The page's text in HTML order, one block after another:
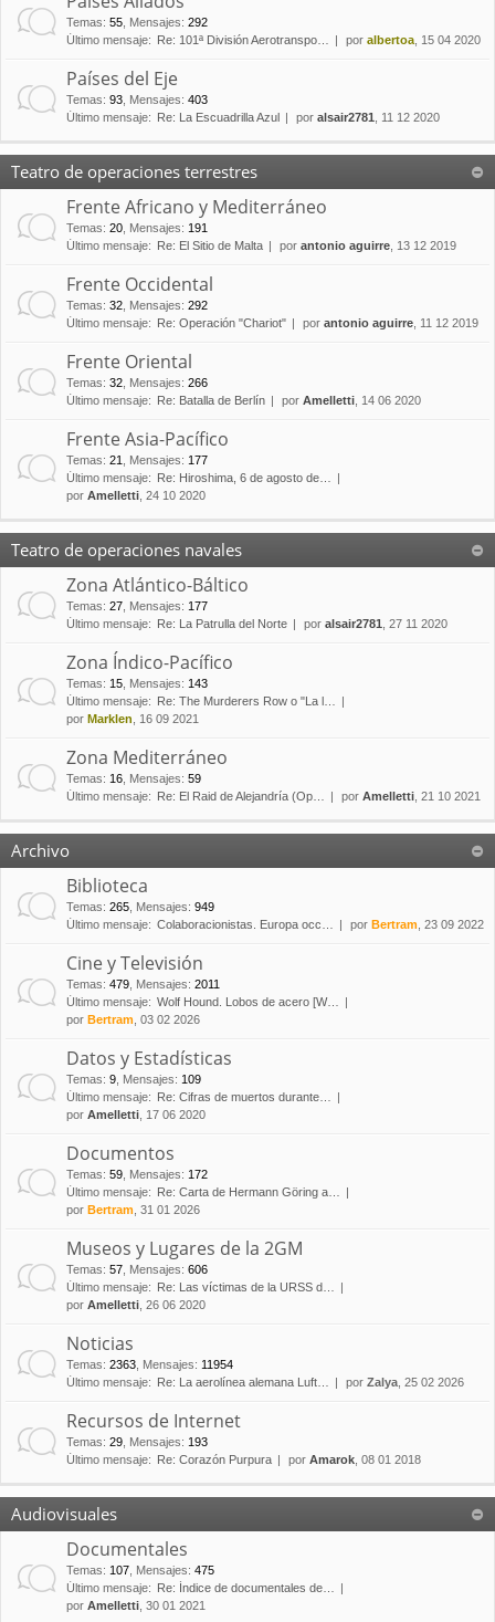
Temas: 55 Mensajes: 292
Último mensaje:
Re: 101ª División Aerotranspo… por albertoa , 15 04 2020
Países del Eje
Temas: 93 Mensajes: 403
Último mensaje:
Re: La Escuadrilla Azul por alsair2781 , 11 12 2020
Teatro de operaciones terrestres
Frente Africano y Mediterráneo
Temas: 20 Mensajes: 191
Último mensaje:
Re: El Sitio de Malta por antonio aguirre , 13 12 2019
Frente Occidental
Temas: 32 Mensajes: 292
Último mensaje:
Re: Operación "Chariot" por antonio aguirre , 11 12 2019
Frente Oriental
Temas: 32 Mensajes: 266
Último mensaje:
Re: Batalla de Berlín por Amelletti , 14 06 2020
Frente Asia-Pacífico
Temas: 21 Mensajes: 177
Último mensaje:
Re: Hiroshima, 6 de agosto de…
por Amelletti , 24 10 2020
Teatro de operaciones navales
Zona Atlántico-Báltico
Temas: 27 Mensajes: 177
Último mensaje:
Re: La Patrulla del Norte por alsair2781 , 27 11 2020
Zona Índico-Pacífico
Temas: 15 Mensajes: 143
Último mensaje:
Re: The Murderers Row o "La l…
por Marklen , 16 09 2021
Zona Mediterráneo
Temas: 16 Mensajes: 59
Último mensaje:
Re: El Raid de Alejandría (Op… por Amelletti , 21 10 2021
Archivo
Biblioteca
Temas: 265 Mensajes: 949
Último mensaje: Colaboracionistas. Europa occ… por Bertram , 23 09 2022
Cine y Televisión
Temas: 479 Mensajes: 2011
Último mensaje: Wolf Hound. Lobos de acero [W…
por Bertram , 03 02 2026
Datos y Estadísticas
Temas: 9 Mensajes: 109
Último mensaje:
Re: Cifras de muertos durante…
por Amelletti , 17 06 2020
Documentos
Temas: 59 Mensajes: 172
Último mensaje:
Re: Carta de Hermann Göring a…
por Bertram , 31 01 2026
Museos y Lugares de la 2GM
Temas: 57 Mensajes: 606
Último mensaje:
Re: Las víctimas de la URSS d…
por Amelletti , 26 06 2020
Noticias
Temas: 2363 Mensajes: 11954
Último mensaje:
Re: La aerolínea alemana Luft… por Zalya , 25 02 2026
Recursos de Internet
Temas: 29 Mensajes: 193
Último mensaje:
Re: Corazón Purpura por Amarok , 08 01 2018
Audiovisuales
Documentales
Temas: 107 Mensajes: 475
Último mensaje:
Re: Índice de documentales de…
por Amelletti , 30 01 2021